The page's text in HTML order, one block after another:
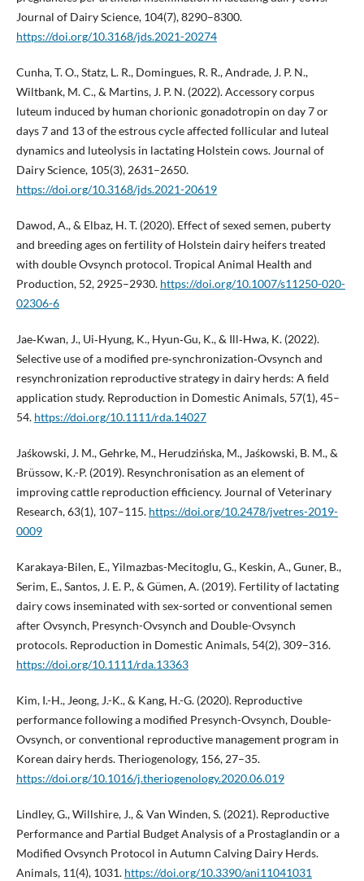
Journal of Dairy Science, 104(7), 8290–8300.
https://doi.org/10.3168/jds.2021-20274
Cunha, T. O., Statz, L. R., Domingues, R. R., Andrade, J. P. N.,
Wiltbank, M. C., & Martins, J. P. N. (2022). Accessory corpus
luteum induced by human chorionic gonadotropin on day 7 or
days 7 and 13 of the estrous cycle affected follicular and luteal
dynamics and luteolysis in lactating Holstein cows. Journal of
Dairy Science, 105(3), 2631–2650.
https://doi.org/10.3168/jds.2021-20619
Dawod, A., & Elbaz, H. T. (2020). Effect of sexed semen, puberty
and breeding ages on fertility of Holstein dairy heifers treated
with double Ovsynch protocol. Tropical Animal Health and
Production, 52, 2925–2930. https://doi.org/10.1007/s11250-020-
02306-6
Jae‐Kwan, J., Ui‐Hyung, K., Hyun‐Gu, K., & Ill‐Hwa, K. (2022).
Selective use of a modified pre‐synchronization‐Ovsynch and
resynchronization reproductive strategy in dairy herds: A field
application study. Reproduction in Domestic Animals, 57(1), 45–
54. https://doi.org/10.1111/rda.14027
Jaśkowski, J. M., Gehrke, M., Herudzińska, M., Jaśkowski, B. M., &
Brüssow, K.-P. (2019). Resynchronisation as an element of
improving cattle reproduction efficiency. Journal of Veterinary
Research, 63(1), 107–115. https://doi.org/10.2478/jvetres-2019-
0009
Karakaya-Bilen, E., Yilmazbas-Mecitoglu, G., Keskin, A., Guner, B.,
Serim, E., Santos, J. E. P., & Gümen, A. (2019). Fertility of lactating
dairy cows inseminated with sex-sorted or conventional semen
after Ovsynch, Presynch-Ovsynch and Double-Ovsynch
protocols. Reproduction in Domestic Animals, 54(2), 309–316.
https://doi.org/10.1111/rda.13363
Kim, I.-H., Jeong, J.-K., & Kang, H.-G. (2020). Reproductive
performance following a modified Presynch-Ovsynch, Double-
Ovsynch, or conventional reproductive management program in
Korean dairy herds. Theriogenology, 156, 27–35.
https://doi.org/10.1016/j.theriogenology.2020.06.019
Lindley, G., Willshire, J., & Van Winden, S. (2021). Reproductive
Performance and Partial Budget Analysis of a Prostaglandin or a
Modified Ovsynch Protocol in Autumn Calving Dairy Herds.
Animals, 11(4), 1031. https://doi.org/10.3390/ani11041031